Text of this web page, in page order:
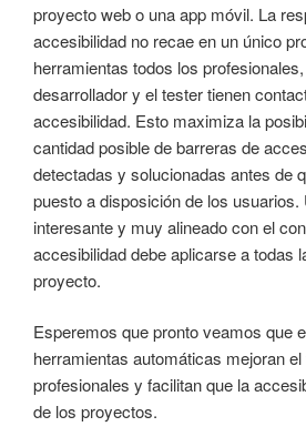
proyecto web o una app móvil. La
accesibilidad no recae en un único
herramientas todos los
desarrollador y el tester tienen
accesibilidad. Esto maximiza la
cantidad posible de barreras de
detectadas y solucionadas antes de
puesto a disposición de los usuarios.
interesante y muy alineado con el
accesibilidad debe aplicarse a todas
proyecto.
Esperemos que pronto veamos que
herramientas automáticas mejoran
profesionales y facilitan que la
de los proyectos.